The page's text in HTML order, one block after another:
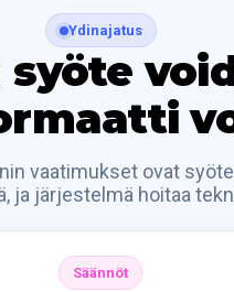
Ydinajatus
vaatimukset ovat
ja järjestelmä hoitaa
Säännöt